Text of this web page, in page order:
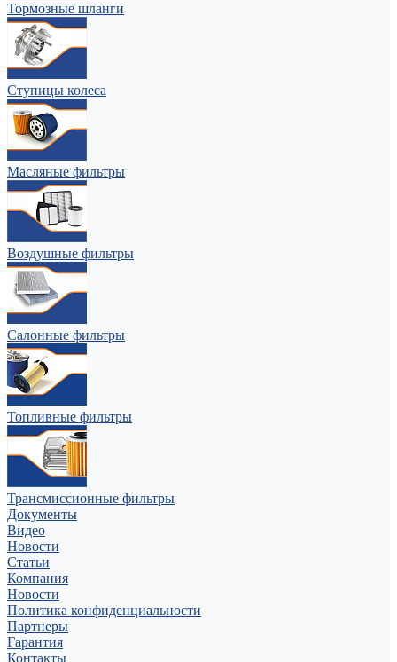
Тормозные шланги
Ступицы колеса
Масляные фильтры
Воздушные фильтры
Салонные фильтры
Топливные фильтры
Трансмиссионные фильтры
Документы
Видео
Новости
Статьи
Компания
Новости
Политика конфиденциальности
Партнеры
Гарантия
Контакты